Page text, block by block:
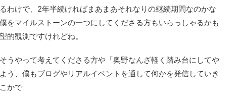
わけで、2年半続ければまあまあそれなりの継続期間なのかな
をマイルストーンの一つにしてくださる方もいらっしゃるかも
的観測ですけれどね。
うやって考えてくださる方や「奥野なんざ軽く踏み台にしてや
う、僕もブログやリアルイベントを通して何かを発信していき
かで